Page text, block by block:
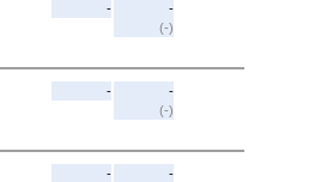
-
-
(-)
-
-
(-)
-
-